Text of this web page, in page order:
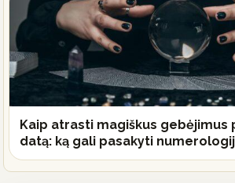
Kaip atrasti magiškus gebėjimus
datą: ką gali pasakyti